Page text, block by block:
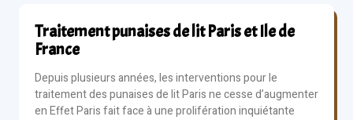
Traitement punaises de lit Paris et Ile de
France
Depuis plusieurs années, les interventions pour le
traitement des punaises de lit Paris ne cesse d’augmenter
en Effet Paris fait face à une prolifération inquiétante